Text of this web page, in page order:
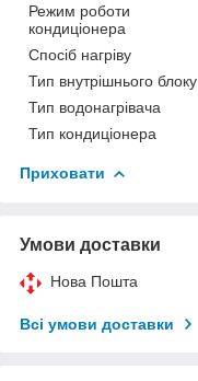
Режим роботи
кондиціонера
Спосіб нагріву
Тип внутрішнього блоку
Тип водонагрівача
Тип кондиціонера
Приховати
Умови доставки
Нова Пошта
Всі умови доставки